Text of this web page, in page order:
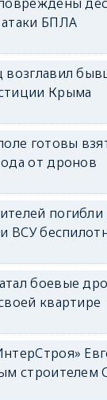
БПЛА
возглавил
Крыма
готовы
от дронов
ВСУ
боевые
квартире
строителем